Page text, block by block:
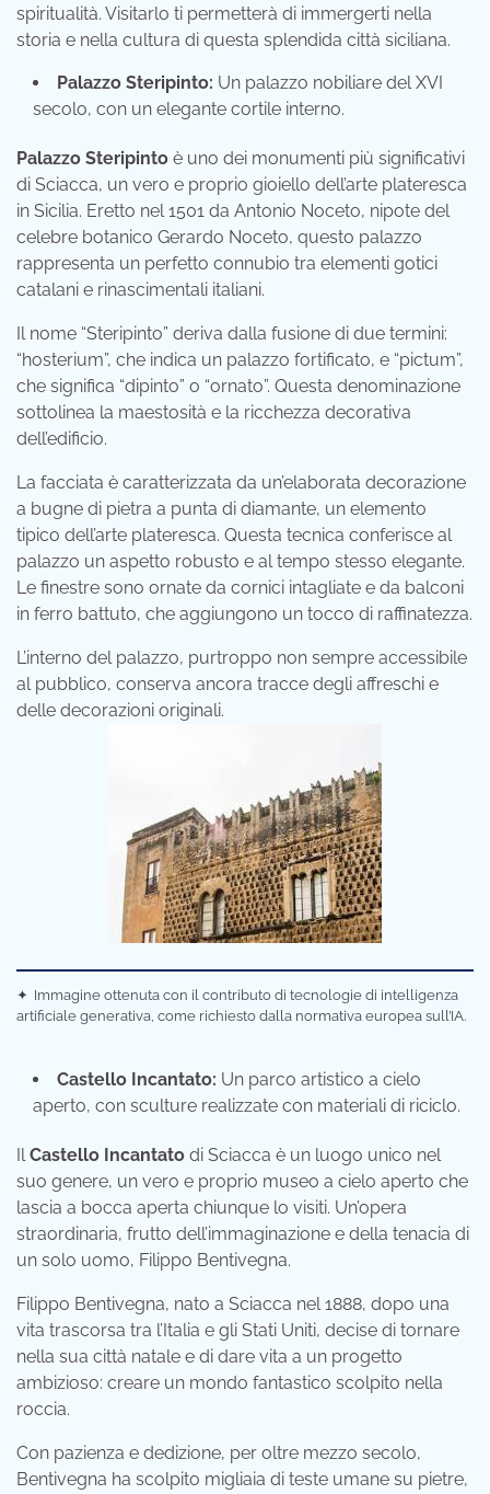
spiritualità. Visitarlo ti permetterà di immergerti nella
storia e nella cultura di questa splendida città siciliana.
Palazzo Steripinto: Un palazzo nobiliare del XVI
secolo, con un elegante cortile interno.
Palazzo Steripinto è uno dei monumenti più significativi
di Sciacca, un vero e proprio gioiello dell’arte plateresca
in Sicilia. Eretto nel 1501 da Antonio Noceto, nipote del
celebre botanico Gerardo Noceto, questo palazzo
rappresenta un perfetto connubio tra elementi gotici
catalani e rinascimentali italiani.
Il nome “Steripinto” deriva dalla fusione di due termini:
“hosterium”, che indica un palazzo fortificato, e “pictum”,
che significa “dipinto” o “ornato”. Questa denominazione
sottolinea la maestosità e la ricchezza decorativa
dell’edificio.
La facciata è caratterizzata da un’elaborata decorazione
a bugne di pietra a punta di diamante, un elemento
tipico dell’arte plateresca. Questa tecnica conferisce al
palazzo un aspetto robusto e al tempo stesso elegante.
Le finestre sono ornate da cornici intagliate e da balconi
in ferro battuto, che aggiungono un tocco di raffinatezza.
L’interno del palazzo, purtroppo non sempre accessibile
al pubblico, conserva ancora tracce degli affreschi e
delle decorazioni originali.
✦ Immagine ottenuta con il contributo di tecnologie di intelligenza
artificiale generativa, come richiesto dalla normativa europea sull’IA.
Castello Incantato: Un parco artistico a cielo
aperto, con sculture realizzate con materiali di riciclo.
IlCastello Incantato di Sciacca è un luogo unico nel
suo genere, un vero e proprio museo a cielo aperto che
lascia a bocca aperta chiunque lo visiti. Un’opera
straordinaria, frutto dell’immaginazione e della tenacia di
un solo uomo, Filippo Bentivegna.
Filippo Bentivegna, nato a Sciacca nel 1888, dopo una
vita trascorsa tra l’Italia e gli Stati Uniti, decise di tornare
nella sua città natale e di dare vita a un progetto
ambizioso: creare un mondo fantastico scolpito nella
roccia.
Con pazienza e dedizione, per oltre mezzo secolo,
Bentivegna ha scolpito migliaia di teste umane su pietre,